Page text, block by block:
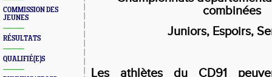
COMMISSION DES
JEUNES
RÉSULTATS
QUALIFIÉ(E)S
combinées
Juniors, Espoirs,
Les athlètes du CD91